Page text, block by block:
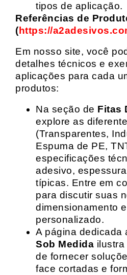
tipos de aplicação.
Referências de
(https://
Em nosso site, você
detalhes técnicos e
aplicações para cada
produtos:
Na seção de Fitas
explore as
(Transparentes,
Espuma de PE,
especificações
adesivo,
típicas. Entre em
para discutir suas
dimensionamento
personalizado.
A página dedicada
Sob Medida
de fornecer
face cortadas e